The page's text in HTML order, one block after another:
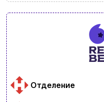
Отделение